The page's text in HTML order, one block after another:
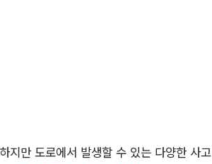
지만 도로에서 발생할 수 있는 다양한 사고